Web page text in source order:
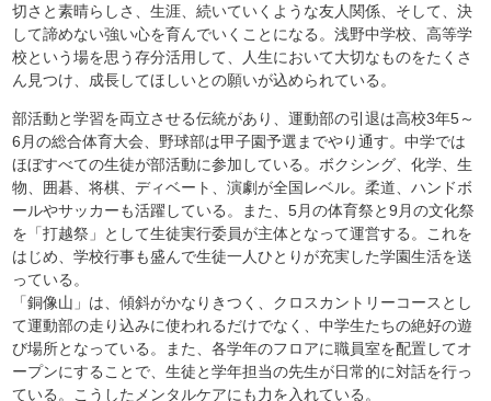
切さと素晴らしさ、生涯、続いていくような友人関係、そして、決
して諦めない強い心を育んでいくことになる。浅野中学校、高等学
校という場を思う存分活用して、人生において大切なものをたくさ
ん見つけ、成長してほしいとの願いが込められている。
部活動と学習を両立させる伝統があり、運動部の引退は高校3年5～
6月の総合体育大会、野球部は甲子園予選までやり通す。中学では
ほぼすべての生徒が部活動に参加している。ボクシング、化学、生
物、囲碁、将棋、ディベート、演劇が全国レベル。柔道、ハンドボ
ールやサッカーも活躍している。また、5月の体育祭と9月の文化祭
を「打越祭」として生徒実行委員が主体となって運営する。これを
はじめ、学校行事も盛んで生徒一人ひとりが充実した学園生活を送
っている。
「銅像山」は、傾斜がかなりきつく、クロスカントリーコースとし
て運動部の走り込みに使われるだけでなく、中学生たちの絶好の遊
び場所となっている。また、各学年のフロアに職員室を配置してオ
ープンにすることで、生徒と学年担当の先生が日常的に対話を行っ
ている。こうしたメンタルケアにも力を入れている。